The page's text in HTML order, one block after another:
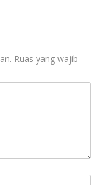
Ruas yang wajib